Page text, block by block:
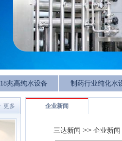
18兆高纯水设备 制药行业纯化水
更多 企业新闻
三达新闻 >> 企业新闻